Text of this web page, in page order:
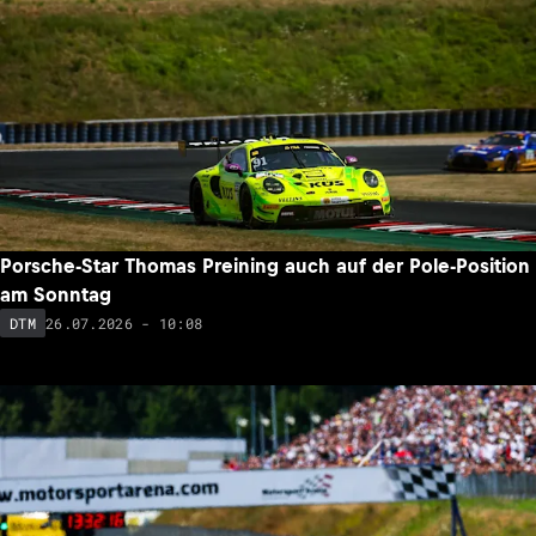
Porsche-Star Thomas Preining auch auf der Pole-Position
am Sonntag
DTM 26.07.2026 - 10:08